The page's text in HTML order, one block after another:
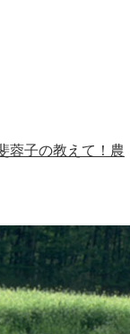
蓉子の教えて！農